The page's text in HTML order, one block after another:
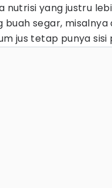
nutrisi yang justru
buah segar,
jus tetap punya